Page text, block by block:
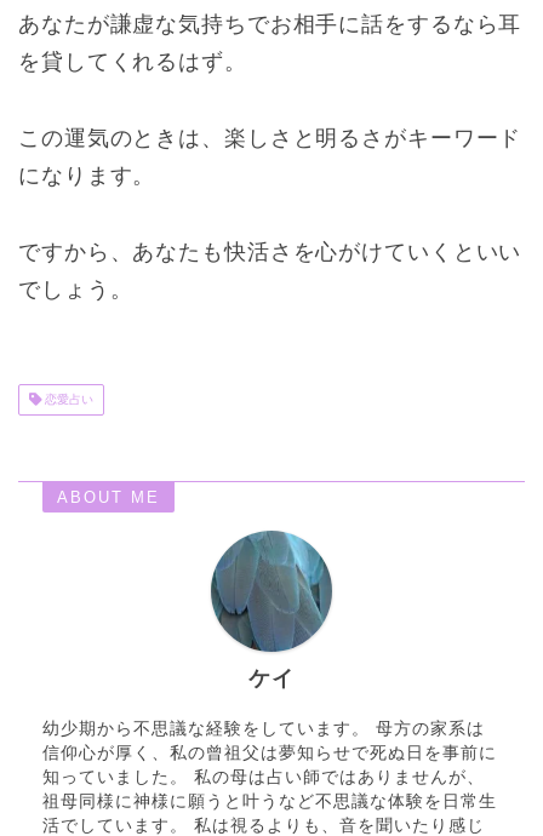
あなたが謙虚な気持ちでお相手に話をするなら耳
を貸してくれるはず。
この運気のときは、楽しさと明るさがキーワード
になります。
ですから、あなたも快活さを心がけていくといい
でしょう。
恋愛占い
ABOUT ME
ケイ
幼少期から不思議な経験をしています。 母方の家系は
信仰心が厚く、私の曾祖父は夢知らせで死ぬ日を事前に
知っていました。 私の母は占い師ではありませんが、
祖母同様に神様に願うと叶うなど不思議な体験を日常生
活でしています。 私は視るよりも、音を聞いたり感じ